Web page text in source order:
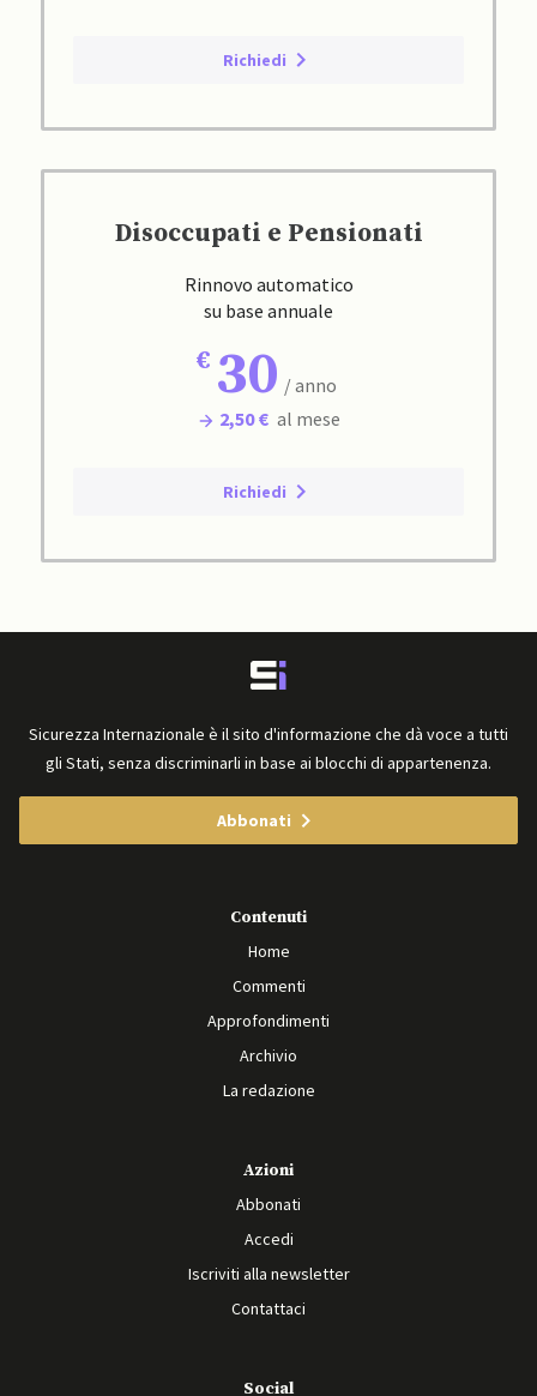
Richiedi
Disoccupati e Pensionati
Rinnovo automatico
su base annuale
30 / anno
2,50 € al mese
Richiedi
Sicurezza Internazionale è il sito d'informazione che dà voce a tutti
gli Stati, senza discriminarli in base ai blocchi di appartenenza.
Abbonati
Contenuti
Home
Commenti
Approfondimenti
Archivio
La redazione
Azioni
Abbonati
Accedi
Iscriviti alla newsletter
Contattaci
Social